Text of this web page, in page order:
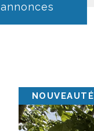
annonces
NOUVEAUTÉ